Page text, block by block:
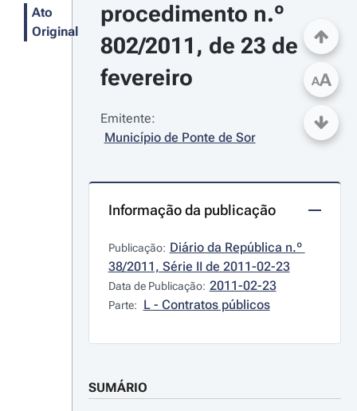
Ato
Original
procedimento n.º
802/2011, de 23 de
fevereiro
Emitente:
Município de Ponte de Sor
Informação da publicação
Publicação: Diário da República n.º
38/2011, Série II de 2011-02-23
Data de Publicação: 2011-02-23
Parte: L - Contratos públicos
SUMÁRIO
AA